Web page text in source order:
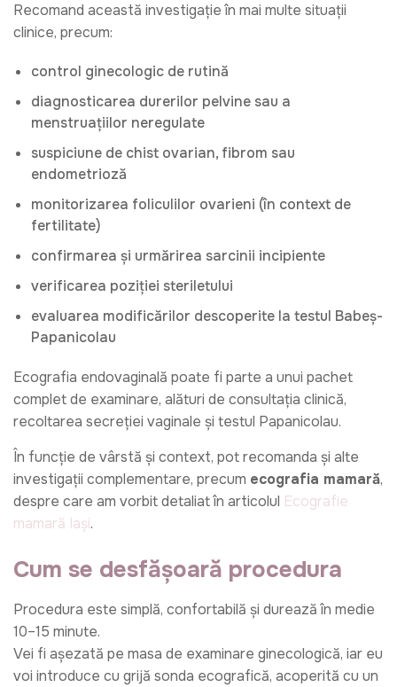
Recomand această investigație în mai multe situații
clinice, precum:
control ginecologic de rutină
diagnosticarea durerilor pelvine sau a
menstruațiilor neregulate
suspiciune de chist ovarian, fibrom sau
endometrioză
monitorizarea foliculilor ovarieni (în context de
fertilitate)
confirmarea și urmărirea sarcinii incipiente
verificarea poziției steriletului
evaluarea modificărilor descoperite la testul Babeș-
Papanicolau
Ecografia endovaginală poate fi parte a unui pachet
complet de examinare, alături de consultația clinică,
recoltarea secreției vaginale și testul Papanicolau.
În funcție de vârstă și context, pot recomanda și alte
investigații complementare, precum ecografia mamară,
despre care am vorbit detaliat în articolul Ecografie
mamară Iași.
Cum se desfășoară procedura
Procedura este simplă, confortabilă și durează în medie
10–15 minute.
Vei fi așezată pe masa de examinare ginecologică, iar eu
voi introduce cu grijă sonda ecografică, acoperită cu un